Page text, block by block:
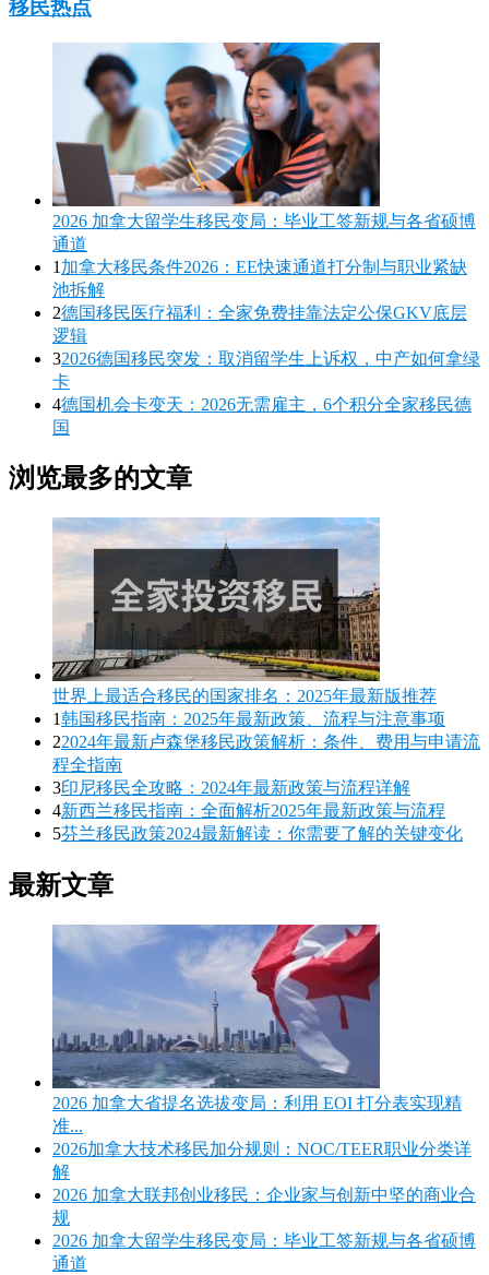
移民热点
2026 加拿大留学生移民变局：毕业工签新规与各省硕博
通道
1 加拿大移民条件2026：EE快速通道打分制与职业紧缺
池拆解
2德国移民医疗福利：全家免费挂靠法定公保GKV底层
逻辑
32026德国移民突发：取消留学生上诉权，中产如何拿绿
卡
4德国机会卡变天：2026无需雇主，6个积分全家移民德
国
浏览最多的文章
世界上最适合移民的国家排名：2025年最新版推荐
1韩国移民指南：2025年最新政策、流程与注意事项
22024年最新卢森堡移民政策解析：条件、费用与申请流
程全指南
3印尼移民全攻略：2024年最新政策与流程详解
4新西兰移民指南：全面解析2025年最新政策与流程
5芬兰移民政策2024最新解读：你需要了解的关键变化
最新文章
2026 加拿大省提名选拔变局：利用 EOI 打分表实现精
准...
2026加拿大技术移民加分规则：NOC/TEER职业分类详
解
2026 加拿大联邦创业移民：企业家与创新中坚的商业合
规
2026 加拿大留学生移民变局：毕业工签新规与各省硕博
通道